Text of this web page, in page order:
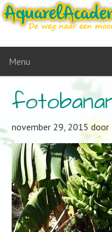
Menu
november 29, 2015 door